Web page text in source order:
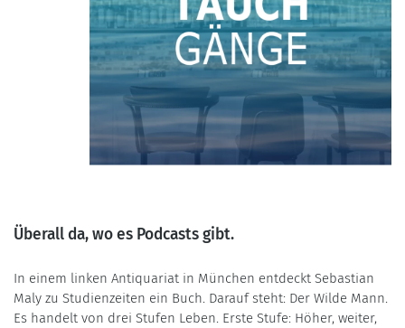
Überall da, wo es Podcasts gibt.
In einem linken Antiquariat in München entdeckt Sebastian
Maly zu Studienzeiten ein Buch. Darauf steht: Der Wilde Mann.
Es handelt von drei Stufen Leben. Erste Stufe: Höher, weiter,